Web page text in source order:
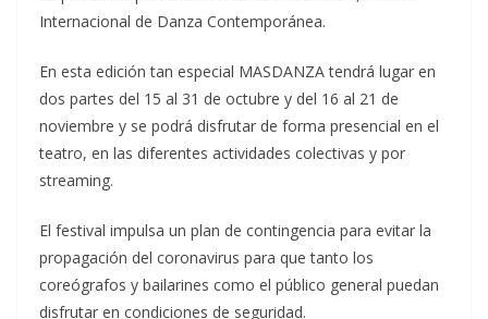
Internacional de Danza Contemporánea.
En esta edición tan especial MASDANZA tendrá lugar en
dos partes del 15 al 31 de octubre y del 16 al 21 de
noviembre y se podrá disfrutar de forma presencial en el
teatro, en las diferentes actividades colectivas y por
streaming.
El festival impulsa un plan de contingencia para evitar la
propagación del coronavirus para que tanto los
coreógrafos y bailarines como el público general puedan
disfrutar en condiciones de seguridad.